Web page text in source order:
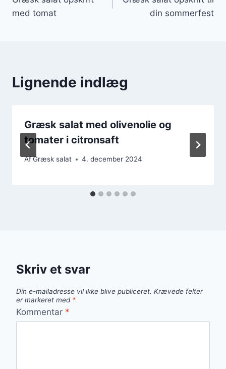
med tomat
din sommerfest
Lignende indlæg
Græsk salat med olivenolie og
tomater i citronsaft
AfGræsk salat 4. december 2024
Skriv et svar
Din e-mailadresse vil ikke blive publiceret. Krævede felter
er markeret med *
Kommentar *